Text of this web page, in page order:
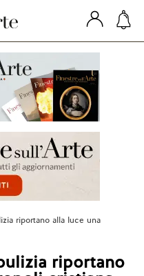
riportano alla luce una
riportano